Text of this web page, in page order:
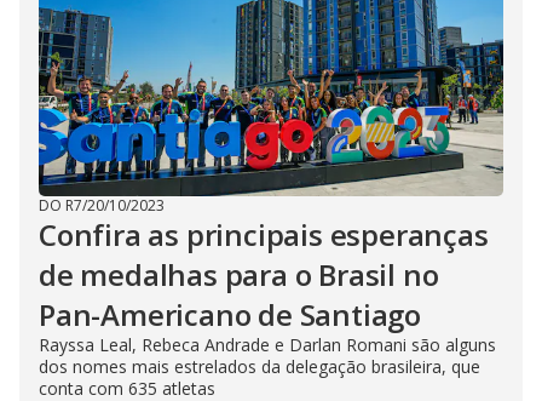
DO R7/20/10/2023
Confira as principais esperanças
de medalhas para o Brasil no
Pan-Americano de Santiago
Rayssa Leal, Rebeca Andrade e Darlan Romani são alguns
dos nomes mais estrelados da delegação brasileira, que
conta com 635 atletas